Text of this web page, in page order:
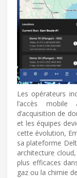
Les opérateurs
l’accès
d’acquisition de
et les équipes
cette évolution,
sa plateforme
architecture
plus efficaces
gaz ou la chimie